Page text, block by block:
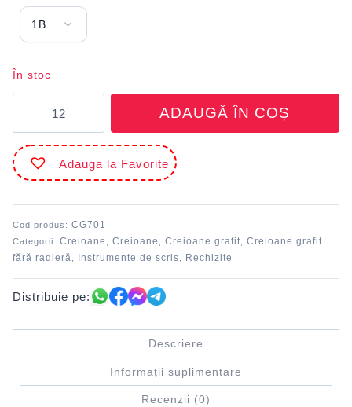
În stoc
grafit
1B
DACO
ADAUGĂ ÎN COȘ
Adauga la Favorite
Cod produs: CG701
Categorii: Creioane , Creioane , Creioane grafit, Creioane grafit
fără radieră, Instrumente de scris, Rechizite
Distribuie pe:
Descriere
Informații suplimentare
Recenzii (0)